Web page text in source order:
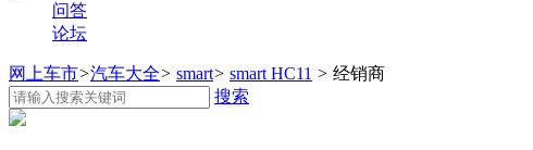
问答
论坛
网上车市>汽车大全> smart> smart HC11 > 经销商
搜索